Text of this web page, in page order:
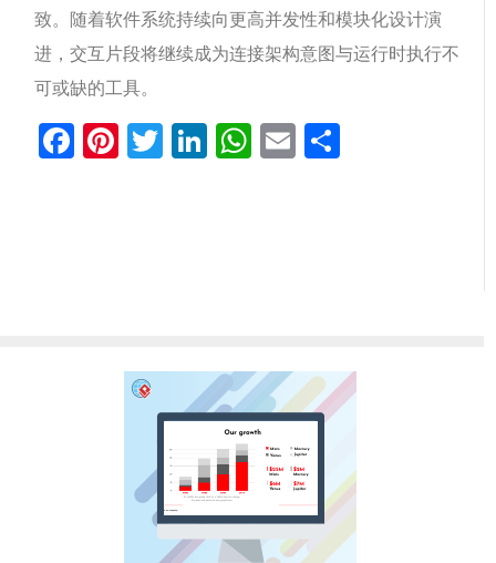
致。随着软件系统持续向更高并发性和模块化设计演
进，交互片段将继续成为连接架构意图与运行时执行不
可或缺的工具。
Facebook
Pinterest
Twitter
LinkedIn
WhatsApp
Email